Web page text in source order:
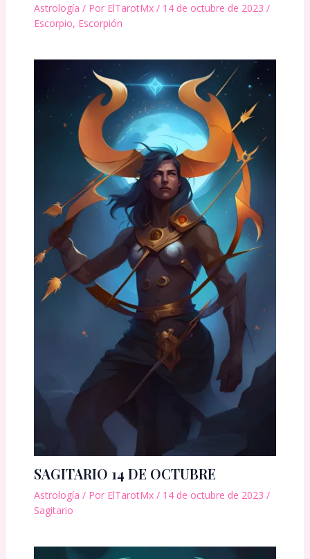
Astrología / Por ElTarotMx / 14 de octubre de 2023 /
Escorpio, Escorpión
SAGITARIO 14 DE OCTUBRE
Astrología / Por ElTarotMx / 14 de octubre de 2023 /
Sagitario